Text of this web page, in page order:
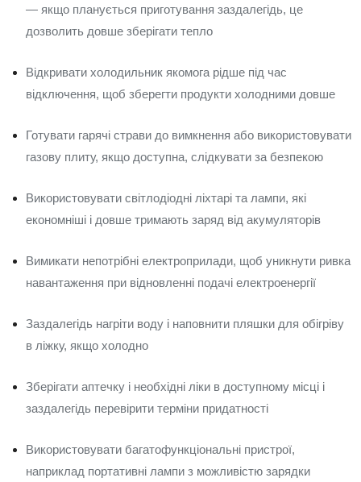
— якщо планується приготування заздалегідь, це
дозволить довше зберігати тепло
Відкривати холодильник якомога рідше під час
відключення, щоб зберегти продукти холодними довше
Готувати гарячі страви до вимкнення або використовувати
газову плиту, якщо доступна, слідкувати за безпекою
Використовувати світлодіодні ліхтарі та лампи, які
економніші і довше тримають заряд від акумуляторів
Вимикати непотрібні електроприлади, щоб уникнути ривка
навантаження при відновленні подачі електроенергії
Заздалегідь нагріти воду і наповнити пляшки для обігріву
в ліжку, якщо холодно
Зберігати аптечку і необхідні ліки в доступному місці і
заздалегідь перевірити терміни придатності
Використовувати багатофункціональні пристрої,
наприклад портативні лампи з можливістю зарядки